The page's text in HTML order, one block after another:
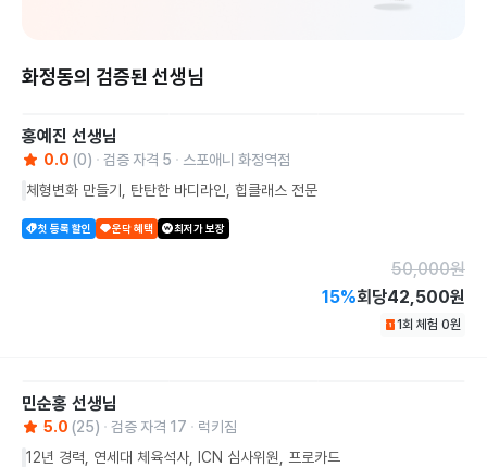
화정동의 검증된 선생님
홍예진 선생님
0.0 (0) 검증 자격 5
스포애니 화정역점
체형변화 만들기, 탄탄한 바디라인, 힙클래스 전문
첫 등록 할인 운닥 혜택 최저가 보장
50,000원
15%회당42,500원
1회 체험 0원
민순홍 선생님
5.0 (25) 검증 자격 17
럭키짐
12년 경력, 연세대 체육석사, ICN 심사위원, 프로카드